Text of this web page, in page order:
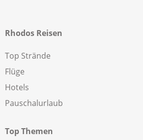
Rhodos Reisen
Top Strände
Flüge
Hotels
Pauschalurlaub
Top Themen